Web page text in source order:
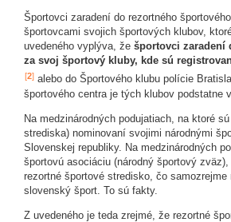
Športovci zaradení do rezortného
športovcami svojich športových klubov,
uvedeného vyplýva, že športovci zaradení
za svoj športový kluby, kde sú
[2] alebo do Športového klubu polície
športového centra je tých klubov podstatne
Na medzinárodných podujatiach, na ktoré
strediska) nominovaní svojimi národnými
Slovenskej republiky. Na medzinárodných
športovú asociáciu (národný športový
rezortné športové stredisko, čo
slovenský šport. To sú fakty.
Z uvedeného je teda zrejmé, že rezortné